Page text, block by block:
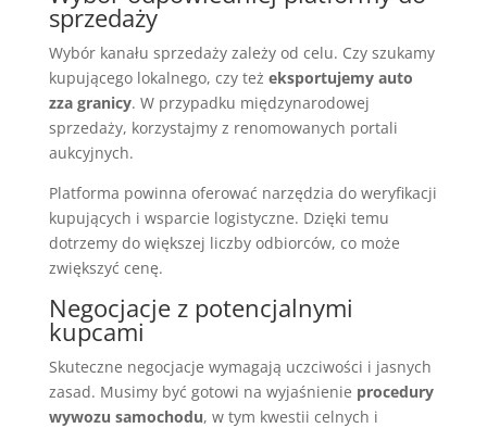
sprzedaży
Wybór kanału sprzedaży zależy od celu. Czy szukamy
kupującego lokalnego, czy też eksportujemy auto
zza granicy. W przypadku międzynarodowej
sprzedaży, korzystajmy z renomowanych portali
aukcyjnych.
Platforma powinna oferować narzędzia do weryfikacji
kupujących i wsparcie logistyczne. Dzięki temu
dotrzemy do większej liczby odbiorców, co może
zwiększyć cenę.
Negocjacje z potencjalnymi
kupcami
Skuteczne negocjacje wymagają uczciwości i jasnych
zasad. Musimy być gotowi na wyjaśnienie procedury
wywozu samochodu, w tym kwestii celnych i